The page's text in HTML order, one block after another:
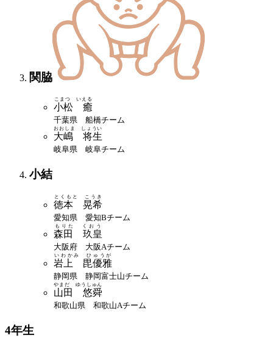
関脇
小松 癒
こまつ いえる
千葉県 船橋チーム
大嶋 将生
おおしま しょうい
岐阜県 岐阜チーム
小結
徳本 晃希
とくもと こうき
愛知県 愛知Bチーム
森田 玖皇
もりた くおう
大阪府 大阪Aチーム
岩上 毘優雅
いわかみ ひゅうが
静岡県 静岡富士山チーム
山田 悠舜
やまだ ゆうしゅん
和歌山県 和歌山Aチーム
4年生